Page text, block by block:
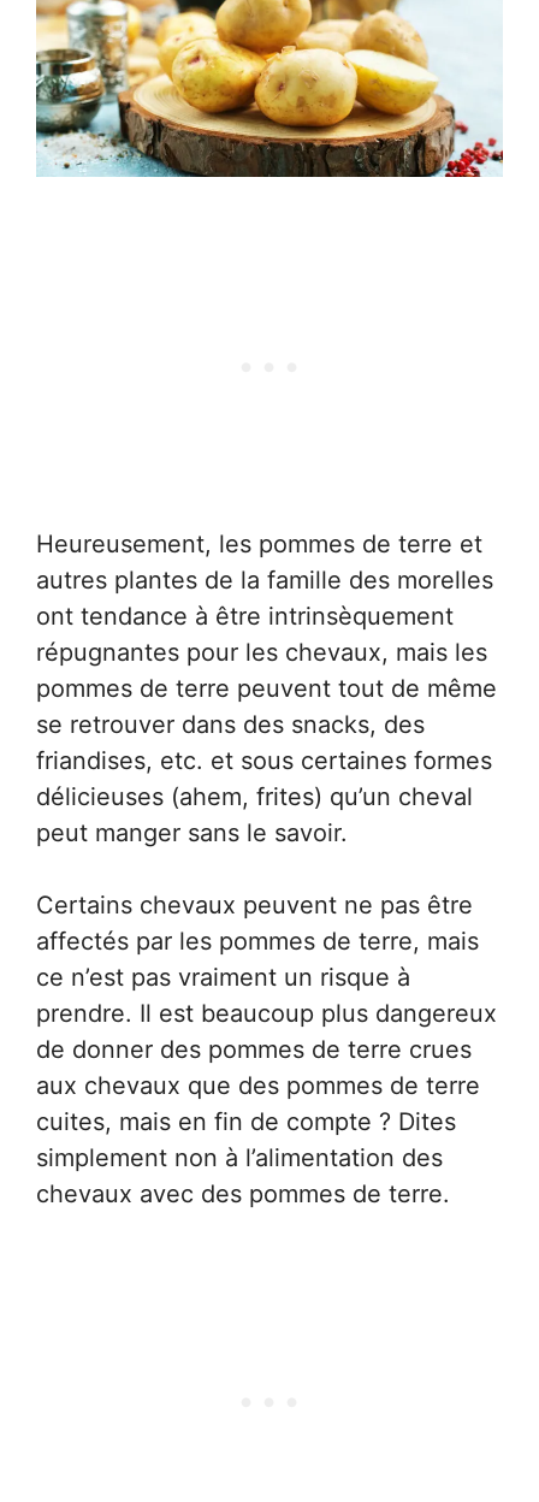
Heureusement, les pommes de terre et
autres plantes de la famille des morelles
ont tendance à être intrinsèquement
répugnantes pour les chevaux, mais les
pommes de terre peuvent tout de même
se retrouver dans des snacks, des
friandises, etc. et sous certaines formes
délicieuses (ahem, frites) qu’un cheval
peut manger sans le savoir.
Certains chevaux peuvent ne pas être
affectés par les pommes de terre, mais
ce n’est pas vraiment un risque à
prendre. Il est beaucoup plus dangereux
de donner des pommes de terre crues
aux chevaux que des pommes de terre
cuites, mais en fin de compte ? Dites
simplement non à l’alimentation des
chevaux avec des pommes de terre.